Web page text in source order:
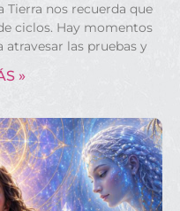
Tierra nos recuerda que
ciclos. Hay momentos
las pruebas y
»